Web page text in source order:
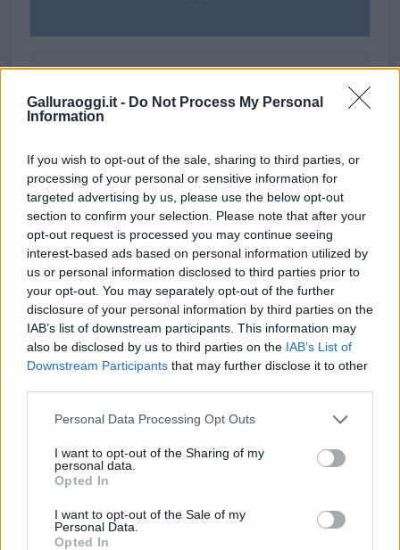
Galluraoggi.it - Do Not Process My Personal
Information
If you wish to opt-out of the sale, sharing to third parties, or
processing of your personal or sensitive information for
targeted advertising by us, please use the below opt-out
section to confirm your selection. Please note that after your
opt-out request is processed you may continue seeing
interest-based ads based on personal information utilized by
us or personal information disclosed to third parties prior to
your opt-out. You may separately opt-out of the further
disclosure of your personal information by third parties on the
IAB’s list of downstream participants. This information may
also be disclosed by us to third parties on the IAB’s List of
Downstream Participants that may further disclose it to other
Please note that this website/app uses one or more Google
not limited to your visit or usage behaviour. You may click to
grant or deny consent to Google and its third-party tags to
use your data for below specified purposes in below Google
consent section.
Personal Data Processing Opt Outs
I want to opt-out of the Sharing of my
personal data.
Opted In
I want to opt-out of the Sale of my
Personal Data.
Opted In
Ricevi le nostre ultime news
Condividi l'articolo
F
a
ce
b
o
o
k
T
w
it
te
r
Pi
n
te
re
st
W
h
at
s
A
p
p
S
h
a
re
Articolo precedente
Prossimo articolo
Controlli rafforzati in Costa Smeralda, 20
arresti e 135 denunce
Tre milioni di euro dalla Provincia Gallura per